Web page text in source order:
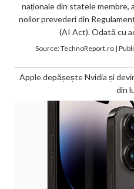
naționale din statele membre,
noilor prevederi din
(AI Act). Odată cu
Source:TechnoReport.ro|
Apple depășește Nvidia și
din